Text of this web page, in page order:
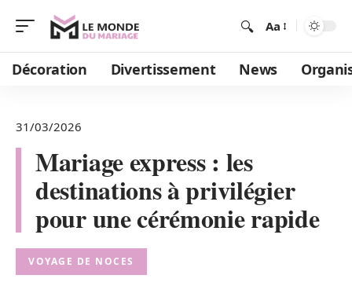
Aa
Décoration Divertissement News
31/03/2026
Mariage express : les
destinations à privilégier
pour une cérémonie rapide
VOYAGE DE NOCES